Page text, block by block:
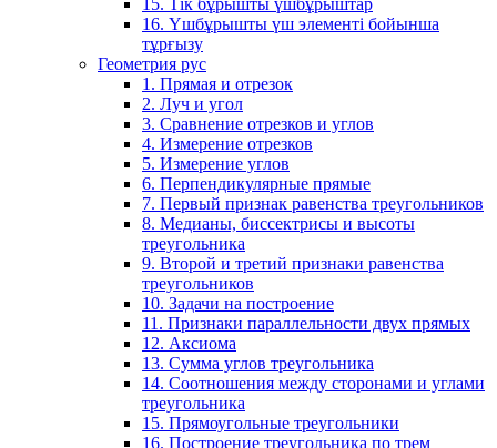
16. Үшбұрышты үш элементі бойынша
тұрғызу
Геометрия рус
1. Прямая и отрезок
2. Луч и угол
3. Сравнение отрезков и углов
4. Измерение отрезков
5. Измерение углов
6. Перпендикулярные прямые
7. Первый признак равенства треугольников
8. Медианы, биссектрисы и высоты
треугольника
9. Второй и третий признаки равенства
треугольников
10. Задачи на построение
11. Признаки параллельности двух прямых
12. Аксиома
13. Сумма углов треугольника
14. Соотношения между сторонами и углами
треугольника
15. Прямоугольные треугольники
16. Построение треугольника по трем